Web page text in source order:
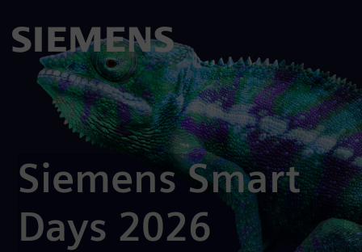
Siemens Smart
Days 2026